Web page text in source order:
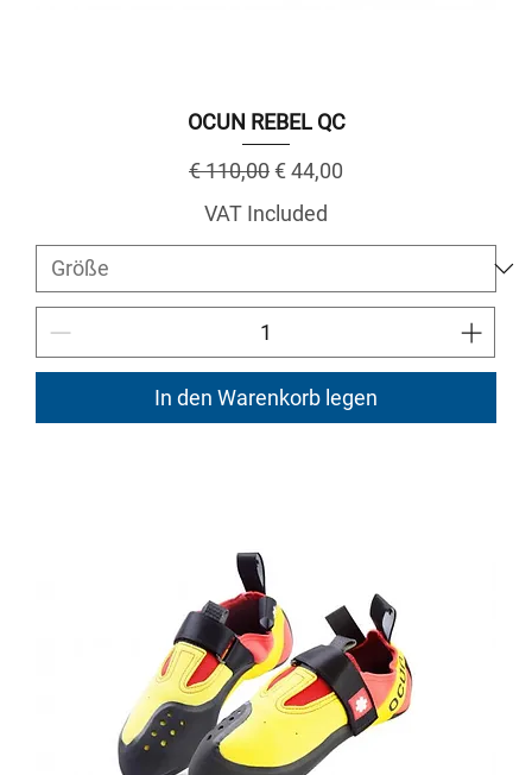
OCUN REBEL QC
Regular Price
€ 110,00Sale Price
€ 44,00
VAT Included
In den Warenkorb legen